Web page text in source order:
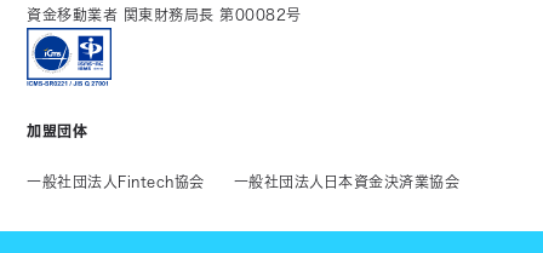
資金移動業者 関東財務局長 第00082号
加盟団体
一般社団法人Fintech協会 一般社団法人日本資金決済業協会